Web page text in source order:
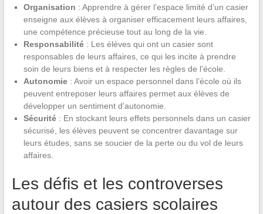
Organisation : Apprendre à gérer l’espace limité d’un casier
enseigne aux élèves à organiser efficacement leurs affaires,
une compétence précieuse tout au long de la vie.
Responsabilité: Les élèves qui ont un casier sont
responsables de leurs affaires, ce qui les incite à prendre
soin de leurs biens et à respecter les règles de l’école.
Autonomie: Avoir un espace personnel dans l’école où ils
peuvent entreposer leurs affaires permet aux élèves de
développer un sentiment d’autonomie.
Sécurité: En stockant leurs effets personnels dans un casier
sécurisé, les élèves peuvent se concentrer davantage sur
leurs études, sans se soucier de la perte ou du vol de leurs
affaires.
Les défis et les controverses
autour des casiers scolaires